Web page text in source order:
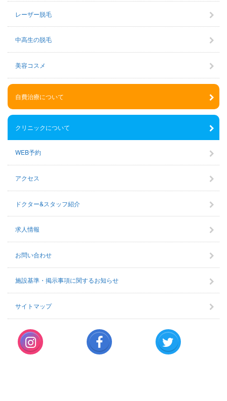
レーザー脱毛
中高生の脱毛
美容コスメ
自費治療について
クリニックについて
WEB予約
アクセス
ドクター&スタッフ紹介
求人情報
お問い合わせ
施設基準・掲示事項に関するお知らせ
サイトマップ